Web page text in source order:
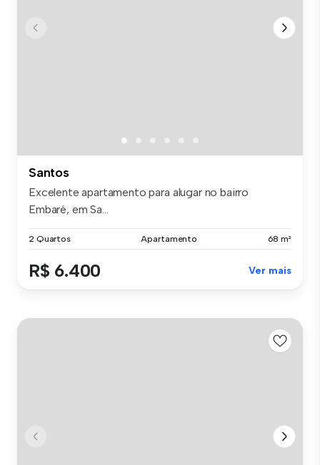
Santos
Excelente apartamento para alugar no bairro
Embaré, em Sa...
2 Quartos Apartamento 68 m²
R$ 6.400 Ver mais